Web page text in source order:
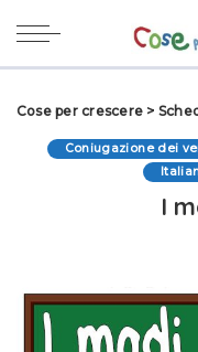
Cose per crescere >
Coniugazione dei
I